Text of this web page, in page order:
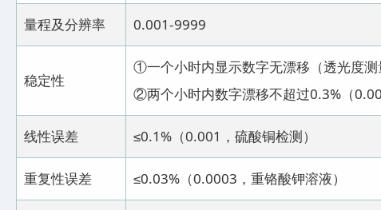
量程及分辨率 0.001-9999
稳定性
①一个小时内显示数字无漂移（透光度测
②两个小时内数字漂移不超过0.3%（
线性误差 ≤0.1%（0.001，硫酸铜检测）
重复性误差 ≤0.03%（0.0003，重铬酸钾溶液）